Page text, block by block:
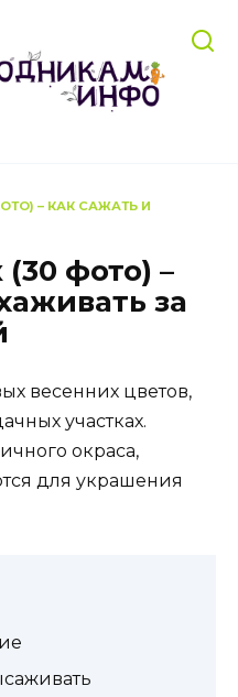
– КАК САЖАТЬ И
фото) –
за
весенних цветов,
участках.
окраса,
для украшения